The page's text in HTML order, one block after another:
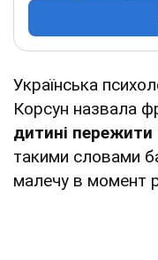
Українська
Корсун назвала
дитині
такими словами
малечу в момент